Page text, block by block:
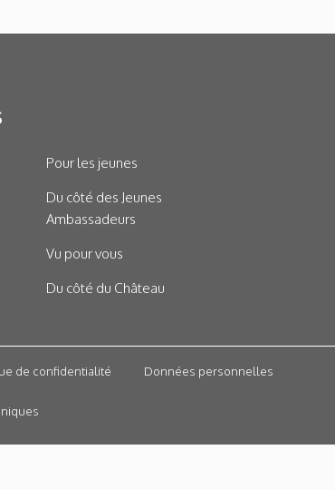
Pour les jeunes
Du côté des Jeunes
Ambassadeurs
Vu pour vous
Du côté du Château
de confidentialité Données personnelles